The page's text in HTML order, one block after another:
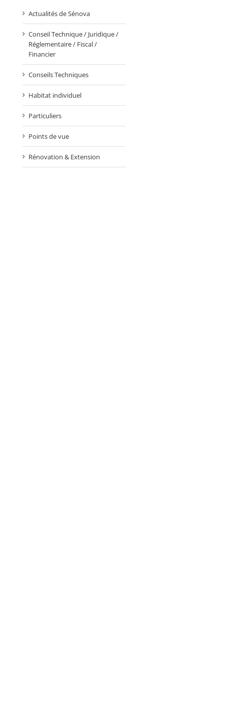
Actualités de Sénova
Conseil Technique / Juridique /
Réglementaire / Fiscal /
Financier
Conseils Techniques
Habitat individuel
Particuliers
Points de vue
Rénovation & Extension